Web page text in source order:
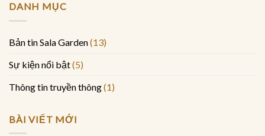
DANH MỤC
Bản tin Sala Garden(13)
Sự kiện nổi bật(5)
Thông tin truyền thông(1)
BÀI VIẾT MỚI